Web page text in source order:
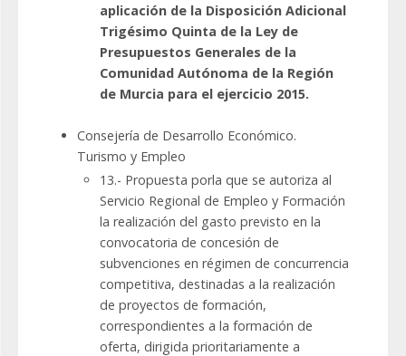
aplicación de la Disposición Adicional
Trigésimo Quinta de la Ley de
Presupuestos Generales de la
Comunidad Autónoma de la Región
de Murcia para el ejercicio 2015.
Consejería de Desarrollo Económico.
Turismo y Empleo
13.- Propuesta porla que se autoriza al
Servicio Regional de Empleo y Formación
la realización del gasto previsto en la
convocatoria de concesión de
subvenciones en régimen de concurrencia
competitiva, destinadas a la realización
de proyectos de formación,
correspondientes a la formación de
oferta, dirigida prioritariamente a